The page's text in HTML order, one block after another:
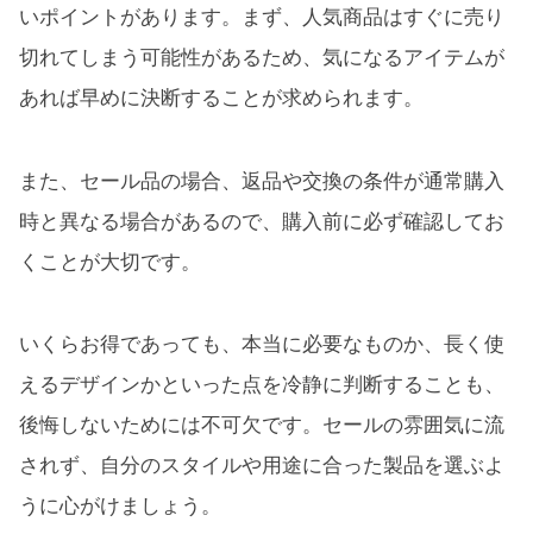
いポイントがあります。まず、人気商品はすぐに売り
切れてしまう可能性があるため、気になるアイテムが
あれば早めに決断することが求められます。
また、セール品の場合、返品や交換の条件が通常購入
時と異なる場合があるので、購入前に必ず確認してお
くことが大切です。
いくらお得であっても、本当に必要なものか、長く使
えるデザインかといった点を冷静に判断することも、
後悔しないためには不可欠です。セールの雰囲気に流
されず、自分のスタイルや用途に合った製品を選ぶよ
うに心がけましょう。